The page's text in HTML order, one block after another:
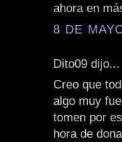
ahora en
8 DE
Dito09 dijo...
Creo que
algo muy
tomen por
hora de